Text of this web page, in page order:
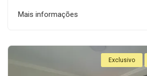
Mais informações
Exclusivo